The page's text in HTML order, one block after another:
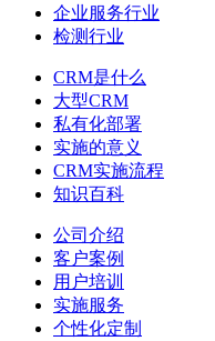
企业服务行业
检测行业
CRM是什么
大型CRM
私有化部署
实施的意义
CRM实施流程
知识百科
公司介绍
客户案例
用户培训
实施服务
个性化定制